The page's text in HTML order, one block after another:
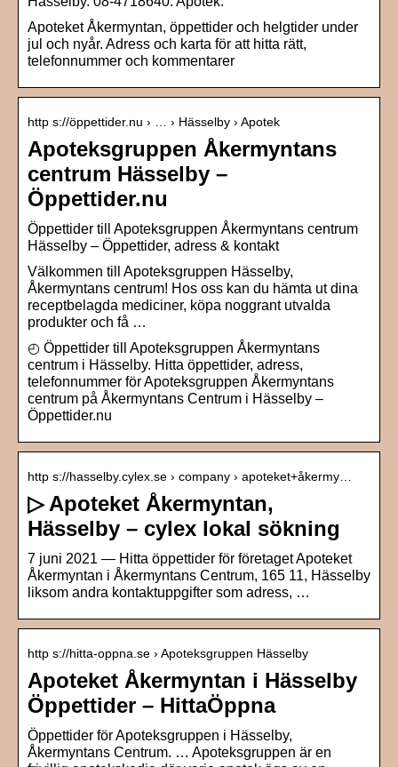
Apoteket Åkermyntan, öppettider och helgtider under
jul och nyår. Adress och karta för att hitta rätt,
telefonnummer och kommentarer
http s://öppettider.nu › … › Hässelby › Apotek
Apoteksgruppen Åkermyntans
centrum Hässelby –
Öppettider.nu
Öppettider till Apoteksgruppen Åkermyntans centrum
Hässelby – Öppettider, adress & kontakt
Välkommen till Apoteksgruppen Hässelby,
Åkermyntans centrum! Hos oss kan du hämta ut dina
receptbelagda mediciner, köpa noggrant utvalda
produkter och få …
◴ Öppettider till Apoteksgruppen Åkermyntans
centrum i Hässelby. Hitta öppettider, adress,
telefonnummer för Apoteksgruppen Åkermyntans
centrum på Åkermyntans Centrum i Hässelby –
Öppettider.nu
http s://hasselby.cylex.se › company › apoteket+åkermy…
▷ Apoteket Åkermyntan,
Hässelby – cylex lokal sökning
7 juni 2021 — Hitta öppettider för företaget Apoteket
Åkermyntan i Åkermyntans Centrum, 165 11, Hässelby
liksom andra kontaktuppgifter som adress, …
http s://hitta-oppna.se › Apoteksgruppen Hässelby
Apoteket Åkermyntan i Hässelby
Öppettider – HittaÖppna
Öppettider för Apoteksgruppen i Hässelby,
Åkermyntans Centrum. … Apoteksgruppen är en